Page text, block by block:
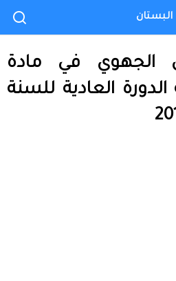
الجهوي في مادة
الدورة العادية للسنة
البستان